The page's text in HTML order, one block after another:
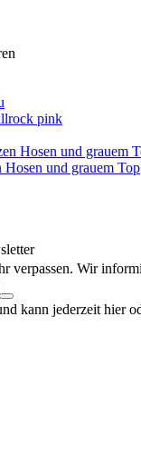
und grauem Top
Wir
kann jederzeit hier